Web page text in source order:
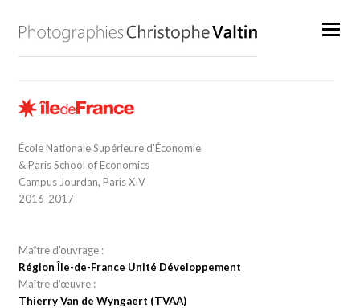
École Nationale Supérieure d'Économie
& Paris School of Economics
Campus Jourdan, Paris XIV
2016-2017
Maître d'ouvrage :
Région Île-de-France Unité Développement
Maître d'œuvre :
Thierry Van de Wyngaert (TVAA)